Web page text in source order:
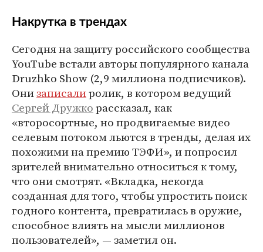
Накрутка в трендах
Сегодня на защиту российского сообщества
YouTube встали авторы популярного канала
Druzhko Show (2,9 миллиона подписчиков).
Онизаписалиролик, в котором ведущий
Сергей Дружкорассказал, как
«второсортные, но продвигаемые видео
селевым потоком льются в тренды, делая их
похожими на премию ТЭФИ», и попросил
зрителей внимательно относиться к тому,
что они смотрят. «Вкладка, некогда
созданная для того, чтобы упростить поиск
годного контента, превратилась в оружие,
способное влиять на мысли миллионов
пользователей», — заметил он.